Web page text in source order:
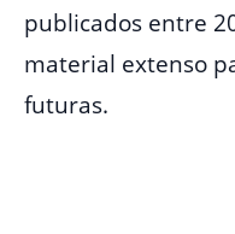
publicados entre
material extenso
futuras.